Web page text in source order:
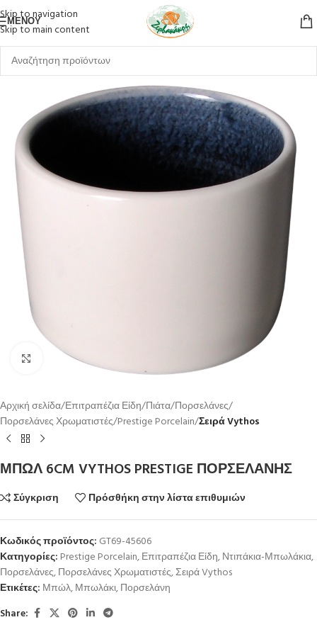
Skip to navigation
Skip to main content
ΜΕΝΟΎ
Κλικ για μεγέθυνση
Αρχική σελίδα Επιτραπέζια Είδη Πιάτα Πορσελάνες
Πορσελάνες Χρωματιστές Prestige Porcelain Σειρά Vythos
ΜΠΩΛ 6CM VYTHOS PRESTIGE ΠΟΡΣΕΛΑΝΗΣ
Σύγκριση Πρόσθήκη στην λίστα επιθυμιών
Κωδικός προϊόντος: GT69-45606
Κατηγορίες: Prestige Porcelain,Επιτραπέζια Είδη,Ντιπάκια-Μπωλάκια,
Πορσελάνες,Πορσελάνες Χρωματιστές,Σειρά Vythos
Ετικέτες: Μπώλ,Μπωλάκι,Πορσελάνη
Share: